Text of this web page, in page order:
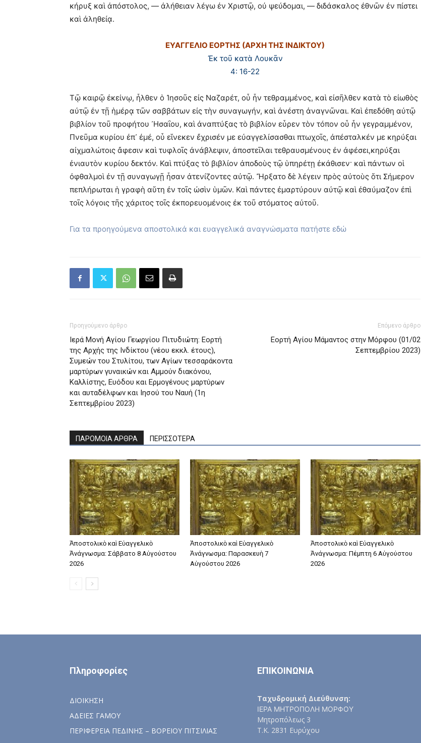
κήρυξ καὶ ἀπόστολος, ― ἀλήθειαν λέγω ἐν Χριστῷ, οὐ ψεύδομαι, ― διδάσκαλος ἐθνῶν ἐν πίστει
καὶ ἀληθείᾳ.
ΕΥΑΓΓΕΛΙΟ ΕΟΡΤΗΣ (ΑΡΧΗ ΤΗΣ ΙΝΔΙΚΤΟΥ)
Ἐκ τοῦ κατὰ Λουκᾶν
4: 16-22
Τῷ καιρῷ ἐκείνῳ, ἦλθεν ὁ Ἰησοῦς εἰς Ναζαρέτ, οὗ ἦν τεθραμμένος, καὶ εἰσῆλθεν κατὰ τὸ εἰωθὸς
αὐτῷ ἐν τῇ ἡμέρᾳ τῶν σαββάτων εἰς τὴν συναγωγήν, καὶ ἀνέστη ἀναγνῶναι. Καὶ ἐπεδόθη αὐτῷ
βιβλίον τοῦ προφήτου ᾽Ησαΐου, καὶ ἀναπτύξας τὸ βιβλίον εὗρεν τὸν τόπον οὗ ἦν γεγραμμένον,
Πνεῦμα κυρίου ἐπ᾽ ἐμέ, οὗ εἵνεκεν ἔχρισέν με εὐαγγελίσασθαι πτωχοῖς, ἀπέσταλκέν με κηρύξαι
αἰχμαλώτοις ἄφεσιν καὶ τυφλοῖς ἀνάβλεψιν, ἀποστεῖλαι τεθραυσμένους ἐν ἀφέσει,κηρύξαι
ἐνιαυτὸν κυρίου δεκτόν. Καὶ πτύξας τὸ βιβλίον ἀποδοὺς τῷ ὑπηρέτῃ ἐκάθισεν· καὶ πάντων οἱ
ὀφθαλμοὶ ἐν τῇ συναγωγῇ ἦσαν ἀτενίζοντες αὐτῷ. Ἤρξατο δὲ λέγειν πρὸς αὐτοὺς ὅτι Σήμερον
πεπλήρωται ἡ γραφὴ αὕτη ἐν τοῖς ὠσὶν ὑμῶν. Καὶ πάντες ἐμαρτύρουν αὐτῷ καὶ ἐθαύμαζον ἐπὶ
τοῖς λόγοις τῆς χάριτος τοῖς ἐκπορευομένοις ἐκ τοῦ στόματος αὐτοῦ.
Για τα προηγούμενα αποστολικά και ευαγγελικά αναγνώσματα πατήστε εδώ
Προηγούμενο άρθρο
Ιερά Μονή Αγίου Γεωργίου Πιτυδιώτη: Εορτή
της Αρχής της Ινδίκτου (νέου εκκλ. έτους),
Συμεών του Στυλίτου, των Αγίων τεσσαράκοντα
μαρτύρων γυναικών και Αμμούν διακόνου,
Καλλίστης, Ευόδου και Ερμογένους μαρτύρων
και αυταδέλφων και Ιησού του Ναυή (1η
Σεπτεμβρίου 2023)
Επόμενο άρθρο
Εορτή Αγίου Μάμαντος στην Μόρφου (01/02
Σεπτεμβρίου 2023)
ΠΑΡΟΜΟΙΑ ΑΡΘΡΑ ΠΕΡΙΣΣΟΤΕΡΑ
Ἀποστολικὸ καὶ Εὐαγγελικὸ
Ἀνάγνωσμα: Σάββατο 8 Αὐγούστου
2026
Ἀποστολικὸ καὶ Εὐαγγελικὸ
Ἀνάγνωσμα: Παρασκευὴ 7
Αὐγούστου 2026
Ἀποστολικὸ καὶ Εὐαγγελικὸ
Ἀνάγνωσμα: Πέμπτη 6 Αὐγούστου
2026
Πληροφορίες
ΔΙΟΙΚΗΣΗ
ΑΔΕΙΕΣ ΓΑΜΟΥ
ΠΕΡΙΦΕΡΕΙΑ ΠΕΔΙΝΗΣ – ΒΟΡΕΙΟΥ ΠΙΤΣΙΛΙΑΣ
ΕΠΙΚΟΙΝΩΝΙΑ
Ταχυδρομική Διεύθυνση:
ΙΕΡΑ ΜΗΤΡΟΠΟΛΗ ΜΟΡΦΟΥ
Μητροπόλεως 3
Τ.Κ. 2831 Ευρύχου